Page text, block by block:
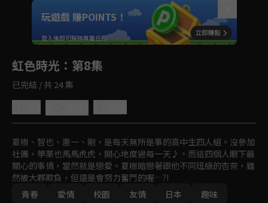
Unmute
如有不便請見諒
玩遊戲 賺POINTS！
登入後即可解鎖專屬任務
虹色時光 ：第8集
已完結 / 共 24 集
夏樹、智也、惠一、剛，是每天無所是事的高中生四人組。沒參加
社團，學業也馬馬虎虎，開心地度過每一天♪。而這四個人眼下最
關心的事情，當然就是戀愛。夏樹暗戀著跟他不同班級的杏奈，雖
然被大夥欺負，但還是會努力奮鬥的喔…?!
青春
愛情 校園 友情 日本
趣味